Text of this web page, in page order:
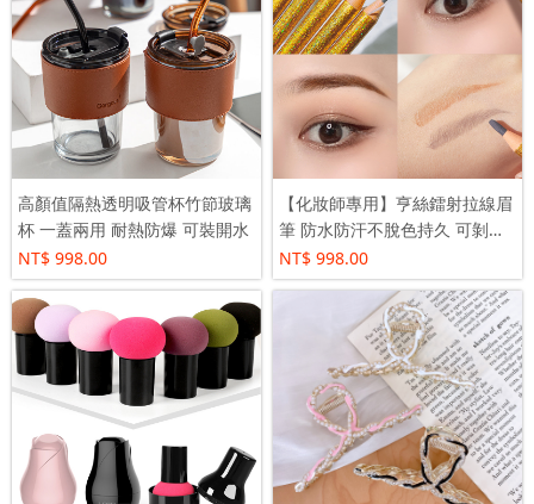
高顏值隔熱透明吸管杯竹節玻璃
杯 一蓋兩用 耐熱防爆 可裝開水
NT$ 998.00
【化妝師專用】亨絲鐳射拉線眉
筆 防水防汗不脫色持久 可剝鉛
筆硬芯適合初學者
NT$ 998.00